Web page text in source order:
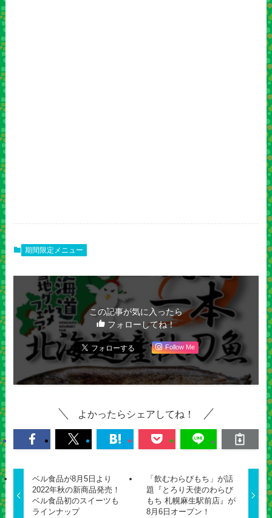
期間限定メニュー
この記事が気に入ったら
フォローしてね！
Follow Me
よかったらシェアしてね！
ベル食品が8月5日より
2022年秋の新商品発売！
ベル食品初のスイーツも
ラインナップ
「飲むわらびもち」が話
題『とろり天使のわらび
もち 札幌麻生駅前店』が
8月6日オープン！